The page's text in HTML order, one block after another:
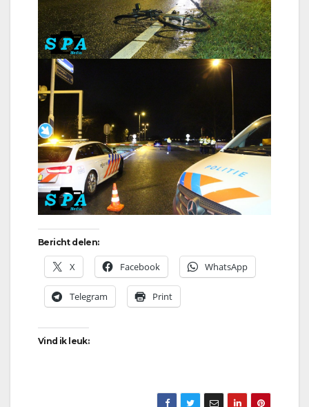
Bericht delen:
X Facebook WhatsApp
Telegram Print
Vind ik leuk: